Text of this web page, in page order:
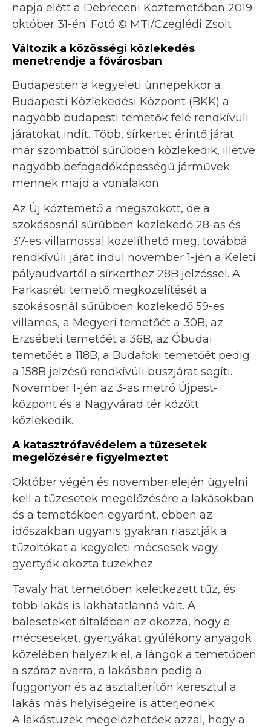
napja előtt a Debreceni Köztemetőben 2019.
október 31-én. Fotó © MTI/Czeglédi Zsolt
Változik a közösségi közlekedés
menetrendje a fővárosban
Budapesten a kegyeleti ünnepekkor a
Budapesti Közlekedési Központ (BKK) a
nagyobb budapesti temetők felé rendkívüli
járatokat indít. Több, sírkertet érintő járat
már szombattól sűrűbben közlekedik, illetve
nagyobb befogadóképességű járművek
mennek majd a vonalakon.
Az Új köztemető a megszokott, de a
szokásosnál sűrűbben közlekedő 28-as és
37-es villamossal közelíthető meg, továbbá
rendkívüli járat indul november 1-jén a Keleti
pályaudvartól a sírkerthez 28B jelzéssel. A
Farkasréti temető megközelítését a
szokásosnál sűrűbben közlekedő 59-es
villamos, a Megyeri temetőét a 30B, az
Erzsébeti temetőét a 36B, az Óbudai
temetőét a 118B, a Budafoki temetőét pedig
a 158B jelzésű rendkívüli buszjárat segíti.
November 1-jén az 3-as metró Újpest-
központ és a Nagyvárad tér között
közlekedik.
A katasztrófavédelem a tűzesetek
megelőzésére figyelmeztet
Október végén és november elején ügyelni
kell a tűzesetek megelőzésére a lakásokban
és a temetőkben egyaránt, ebben az
időszakban ugyanis gyakran riasztják a
tűzoltókat a kegyeleti mécsesek vagy
gyertyák okozta tüzekhez.
Tavaly hat temetőben keletkezett tűz, és
több lakás is lakhatatlanná vált. A
baleseteket általában az okozza, hogy a
mécseseket, gyertyákat gyúlékony anyagok
közelében helyezik el, a lángok a temetőben
a száraz avarra, a lakásban pedig a
függönyön és az asztalterítőn keresztül a
lakás más helyiségeire is átterjednek.
A lakástüzek megelőzhetőek azzal, hogy a